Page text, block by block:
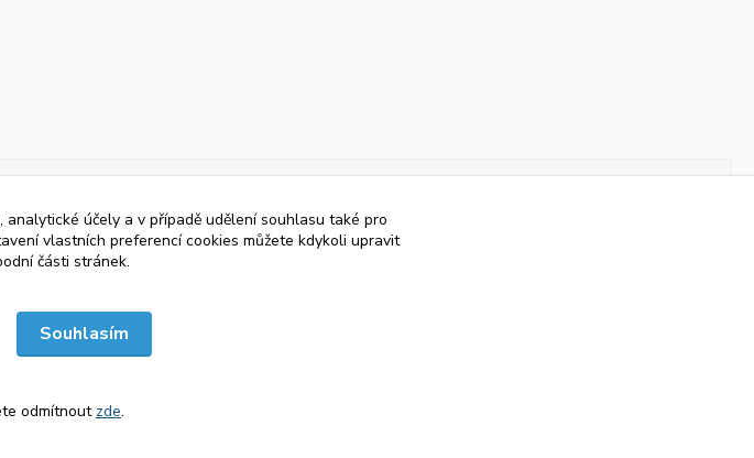
účely a v případě udělení souhlasu také pro
vlastních preferencí cookies můžete kdykoli upravit
části stránek.
Souhlasím
odmítnout zde.